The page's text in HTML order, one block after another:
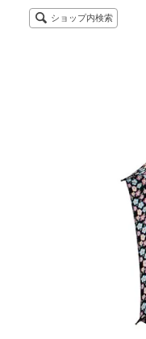
ショップ内検索